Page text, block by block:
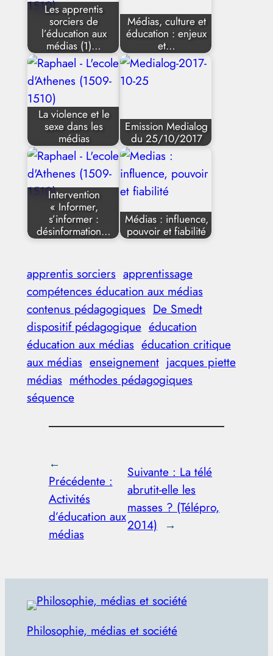
Les apprentis
sorciers de
l’éducation aux
médias (1)…
Médias, culture et
éducation : enjeux
et…
La violence et le
sexe dans les
médias
Emission Medialog
du 25/10/2017
Intervention
« Informer,
s’informer :
désinformation…
Médias : influence,
pouvoir et fiabilité
apprentis sorciers apprentissage
compétences éducation aux médias
contenus pédagogiques De Smedt
dispositif pédagogique éducation
éducation aux médias éducation critique
aux médias enseignement jacques piette
médias méthodes pédagogiques
séquence
←
Précédente :
Activités
d’éducation aux
médias
Suivante : La télé
abrutit-elle les
masses ? (Télépro,
2014) →
Philosophie, médias et société